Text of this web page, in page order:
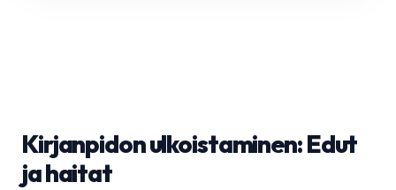
Kirjanpidon ulkoistaminen: Edut
ja haitat